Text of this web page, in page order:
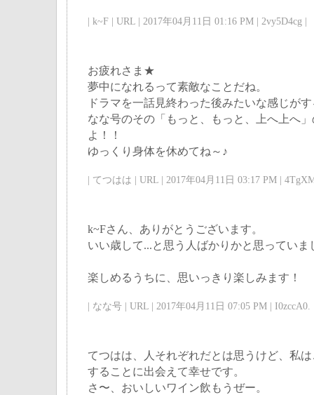
| k~F | URL | 2017年04月11日 01:16 PM | 2vy5D4cg |
お疲れさま★
夢中になれるって素敵なことだね。
ドラマを一話見終わった後みたいな感じが
なな号のその「もっと、もっと、上へ上へ
よ！！
ゆっくり身体を休めてね～♪
| てつはは | URL | 2017年04月11日 03:17 PM |
k~Fさん、ありがとうございます。
いい歳して...と思う人ばかりかと思っていま
楽しめるうちに、思いっきり楽しみます！
| なな号 | URL | 2017年04月11日 07:05 PM | I0zccA0.
てつはは、人それぞれだとは思うけど、私
することに出会えて幸せです。
さ〜、おいしいワイン飲もうぜー。